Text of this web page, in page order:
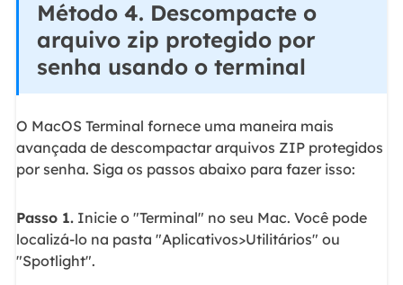
Método 4. Descompacte o
arquivo zip protegido por
senha usando o terminal
O MacOS Terminal fornece uma maneira mais
avançada de descompactar arquivos ZIP protegidos
por senha. Siga os passos abaixo para fazer isso:
Passo 1.Inicie o "Terminal" no seu Mac. Você pode
localizá-lo na pasta "Aplicativos>Utilitários" ou
"Spotlight".